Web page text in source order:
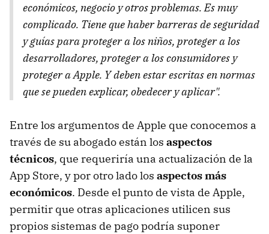
económicos, negocio y otros problemas. Es muy
complicado. Tiene que haber barreras de seguridad
y guías para proteger a los niños, proteger a los
desarrolladores, proteger a los consumidores y
proteger a Apple. Y deben estar escritas en normas
que se pueden explicar, obedecer y aplicar".
Entre los argumentos de Apple que conocemos a
través de su abogado están los aspectos
técnicos, que requeriría una actualización de la
App Store, y por otro lado los aspectos más
económicos. Desde el punto de vista de Apple,
permitir que otras aplicaciones utilicen sus
propios sistemas de pago podría suponer